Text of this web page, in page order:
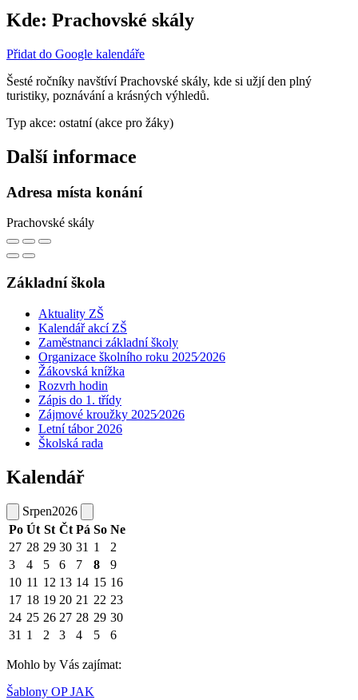
Kde: Prachovské skály
Přidat do Google kalendáře
Šesté ročníky navštíví Prachovské skály, kde si užjí den plný
turistiky, poznávání a krásných výhledů.
Typ akce: ostatní (akce pro žáky)
Další informace
Adresa místa konání
Prachovské skály
Základní škola
Aktuality ZŠ
Kalendář akcí ZŠ
Zaměstnanci základní školy
Organizace školního roku 2025⁄2026
Žákovská knížka
Rozvrh hodin
Zápis do 1. třídy
Zájmové kroužky 2025⁄2026
Letní tábor 2026
Školská rada
Kalendář
Srpen2026
Po Út St Čt Pá So Ne
27 28 29 30 31 1
2
3
4 5 6 7 8
9
10 11 12 13 14 15 16
17 18 19 20 21 22 23
24 25 26 27 28 29 30
31 1 2 3 4 5 6
Mohlo by Vás zajímat:
Šablony OP JAK